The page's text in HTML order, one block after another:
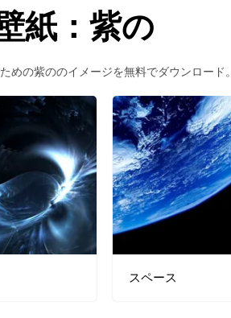
紙：紫の
めの紫ののイメージを無料でダウンロード。
スペース